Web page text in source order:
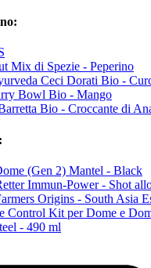
Mix di Spezie - Peperino
Ceci Dorati Bio -
Bowl Bio - Mango
Bio - Croccante di
(Gen 2) Mantel - Black
Immun-Power - Shot
Origins - South Asia
Control Kit per Dome e
- 490 ml